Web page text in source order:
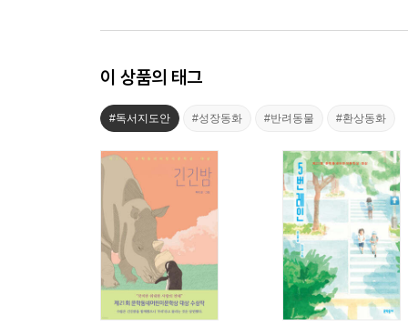
이 상품의 태그
#독서지도안 #성장동화 #반려동물 #환상동화